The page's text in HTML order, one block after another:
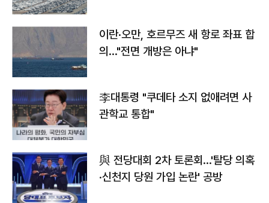
이란·오만, 호르무즈 새 항로 좌표 합
의…"전면 개방은 아냐"
李대통령 "쿠데타 소지 없애려면 사
관학교 통합"
與 전당대회 2차 토론회…'탈당 의혹
·신천지 당원 가입 논란' 공방